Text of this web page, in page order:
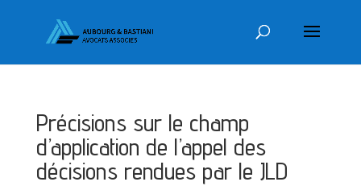
Précisions sur le champ
d’application de l’appel des
décisions rendues par le JLD